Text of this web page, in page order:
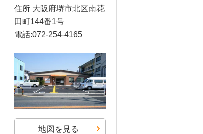
住所 大阪府堺市北区南花
田町144番1号
電話:072-254-4165
地図を見る